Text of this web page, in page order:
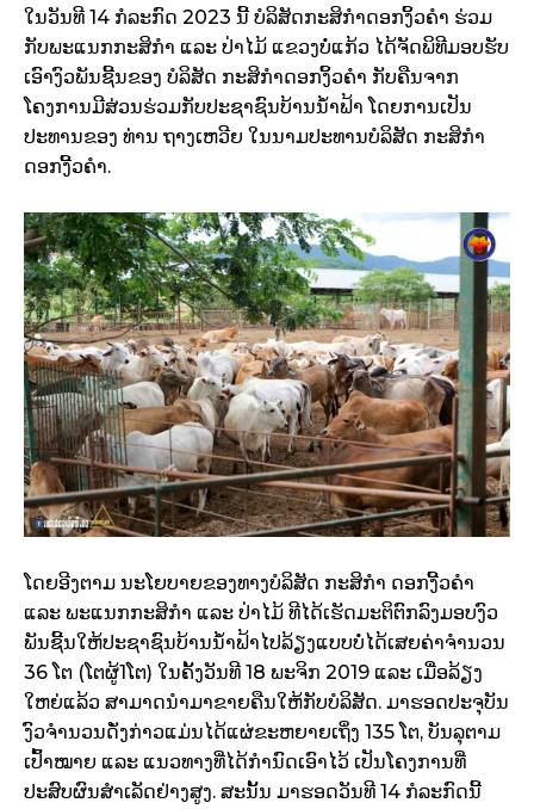
ໃນວັນທີ 14 ກໍລະກົດ 2023 ນີ້ ບໍລິສັດກະສິກຳດອກງິ້ວຄຳ ຮ່ວມ
ກັບພະແນກກະສິກຳ ແລະ ປ່າໄມ້ ແຂວງບໍ່ແກ້ວ ໄດ້ຈັດພິທີມອບຮັບ
ເອົາງົວພັນຊີ້ນຂອງ ບໍລິສັດ ກະສິກໍາດອກງິ້ວຄຳ ກັບຄືນຈາກ
ໂຄງການມີສ່ວນຮ່ວມກັບປະຊາຊົນບ້ານນໍ້າຟ້າ ໂດຍການເປັນ
ປະທານຂອງ ທ່ານ ຖາງເຫວີຍ ໃນນາມປະທານບໍລິສັດ ກະສິກຳ
ດອກງີ້ວຄຳ.
ໂດຍອີງຕາມ ນະໂຍບາຍຂອງທາງບໍລິສັດ ກະສິກໍາ ດອກງີ້ວຄຳ
ແລະ ພະແນກກະສິກຳ ແລະ ປ່າໄມ້ ທີໄດ້ເຮັດມະຕິຕົກລົງມອບງົວ
ພັນຊີ້ນໃຫ້ປະຊາຊົນບ້ານນໍ້າຟ້າໄປລ້ຽງແບບບໍ່ໄດ້ເສຍຄ່າຈຳນວນ
36 ໂຕ (ໂຕຜູ້1ໂຕ) ໃນຄັ້ງວັນທີ 18 ພະຈິກ 2019 ແລະ ເມື່ອລ້ຽງ
ໃຫຍ່ແລ້ວ ສາມາດນຳມາຂາຍຄືນໃຫ້ກັບບໍລິສັດ. ມາຮອດປະຈຸບັນ
ງົວຈຳນວນດັ່ງກ່າວແມ່ນໄດ້ແຜ່ຂະຫຍາຍເຖິ່ງ 135 ໂຕ, ບັນລຸຕາມ
ເປົ້າໝາຍ ແລະ ແນວທາງທີ່ໄດ້ກຳນົດເອົາໄວ້ ເປັນໂຄງການທີ່
ປະສົບຜົນສຳເລັດຢ່າງສູງ. ສະນັ້ນ ມາຮອດວັນທີ 14 ກໍລະກົດນີ້